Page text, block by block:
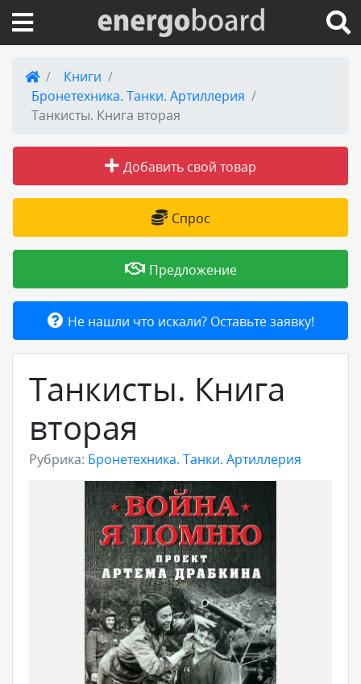
Вход на сайт
Поиск по сайту
Публикации
Справка
Товары и услуги
Добавить товар или услугу
Книги
Бронетехника. Танки. Артиллерия
Танкисты. Книга вторая
Добавить свой товар
Спрос
Предложение
Не нашли что искали? Оставьте заявку!
Танкисты. Книга
вторая
Рубрика: Бронетехника. Танки. Артиллерия